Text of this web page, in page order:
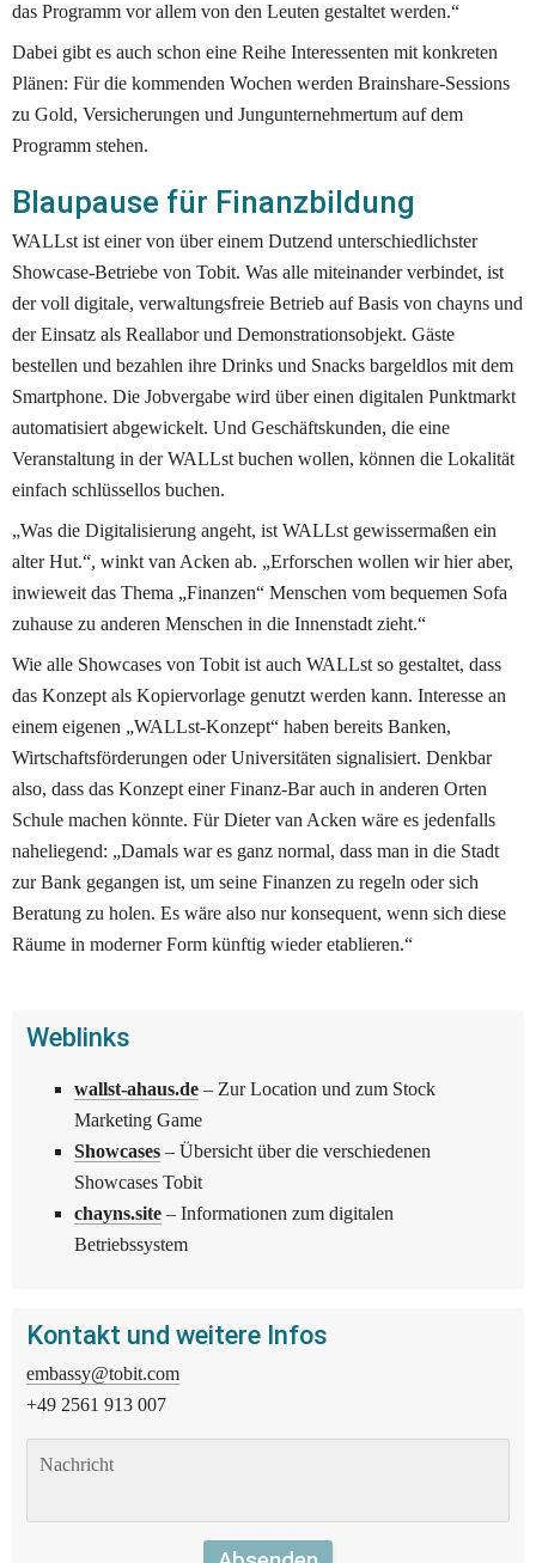
das Programm vor allem von den Leuten gestaltet werden.“
Dabei gibt es auch schon eine Reihe Interessenten mit konkreten
Plänen: Für die kommenden Wochen werden Brainshare-Sessions
zu Gold, Versicherungen und Jungunternehmertum auf dem
Programm stehen.
Blaupause für Finanzbildung
WALLst ist einer von über einem Dutzend unterschiedlichster
Showcase-Betriebe von Tobit. Was alle miteinander verbindet, ist
der voll digitale, verwaltungsfreie Betrieb auf Basis von chayns und
der Einsatz als Reallabor und Demonstrationsobjekt. Gäste
bestellen und bezahlen ihre Drinks und Snacks bargeldlos mit dem
Smartphone. Die Jobvergabe wird über einen digitalen Punktmarkt
automatisiert abgewickelt. Und Geschäftskunden, die eine
Veranstaltung in der WALLst buchen wollen, können die Lokalität
einfach schlüssellos buchen.
„Was die Digitalisierung angeht, ist WALLst gewissermaßen ein
alter Hut.“, winkt van Acken ab. „Erforschen wollen wir hier aber,
inwieweit das Thema „Finanzen“ Menschen vom bequemen Sofa
zuhause zu anderen Menschen in die Innenstadt zieht.“
Wie alle Showcases von Tobit ist auch WALLst so gestaltet, dass
das Konzept als Kopiervorlage genutzt werden kann. Interesse an
einem eigenen „WALLst-Konzept“ haben bereits Banken,
Wirtschaftsförderungen oder Universitäten signalisiert. Denkbar
also, dass das Konzept einer Finanz-Bar auch in anderen Orten
Schule machen könnte. Für Dieter van Acken wäre es jedenfalls
naheliegend: „Damals war es ganz normal, dass man in die Stadt
zur Bank gegangen ist, um seine Finanzen zu regeln oder sich
Beratung zu holen. Es wäre also nur konsequent, wenn sich diese
Räume in moderner Form künftig wieder etablieren.“
Weblinks
wallst-ahaus.de – Zur Location und zum Stock
Marketing Game
Showcases – Übersicht über die verschiedenen
Showcases Tobit
chayns.site – Informationen zum digitalen
Betriebssystem
Kontakt und weitere Infos
embassy@tobit.com
+49 2561 913 007